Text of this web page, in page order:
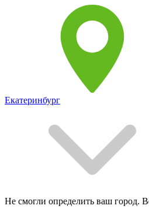
Екатеринбург
Не смогли определить ваш город.